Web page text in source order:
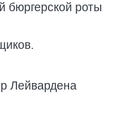
бюргерской роты
Лейвардена